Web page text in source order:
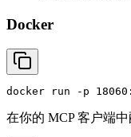
Docker
在你的 MCP 客户端中